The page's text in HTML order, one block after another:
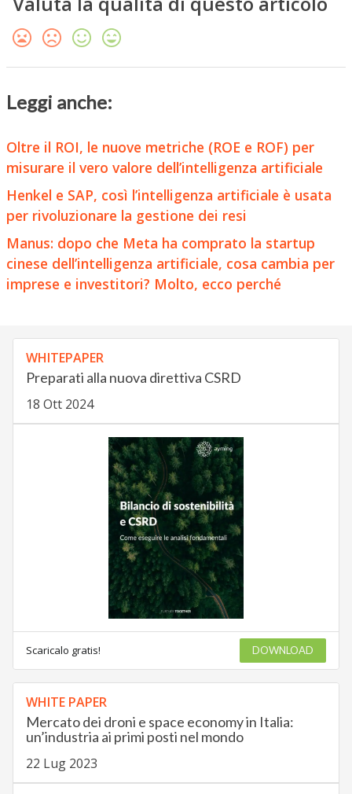
Leggi anche:
Oltre il ROI, le nuove metriche (ROE e ROF) per
misurare il vero valore dell’intelligenza artificiale
Henkel e SAP, così l’intelligenza artificiale è usata
per rivoluzionare la gestione dei resi
Manus: dopo che Meta ha comprato la startup
cinese dell’intelligenza artificiale, cosa cambia per
imprese e investitori? Molto, ecco perché
WHITEPAPER
Preparati alla nuova direttiva CSRD
18 Ott 2024
Scaricalo gratis! DOWNLOAD
WHITE PAPER
Mercato dei droni e space economy in Italia:
un’industria ai primi posti nel mondo
22 Lug 2023